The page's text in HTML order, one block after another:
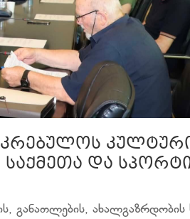
და
განათლების, ახალგაზრდობის